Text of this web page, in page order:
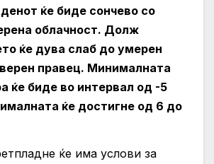
ќе биде сончево со
облачност. Долж
ќе дува слаб до умерен
правец. Минималната
ќе биде во интервал од -5
ќе достигне од 6 до
ќе има услови за